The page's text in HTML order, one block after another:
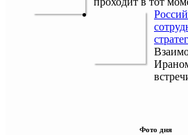
Фото дня